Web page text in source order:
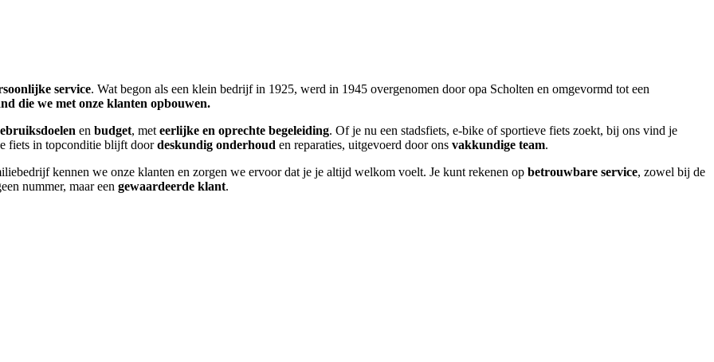
service. Wat begon als een klein bedrijf in 1925, werd in 1945 overgenomen door opa Scholten en omgevormd tot een
die we met onze klanten opbouwen.
en budget, meteerlijke en oprechte begeleiding. Of je nu een stadsfiets, e-bike of sportieve fiets zoekt, bij ons vind je
fiets in topconditie blijft doordeskundig onderhoud en reparaties, uitgevoerd door ons vakkundige team.
kennen we onze klanten en zorgen we ervoor dat je je altijd welkom voelt. Je kunt rekenen op betrouwbare service, zowel bij de
nummer, maar een gewaardeerde klant.